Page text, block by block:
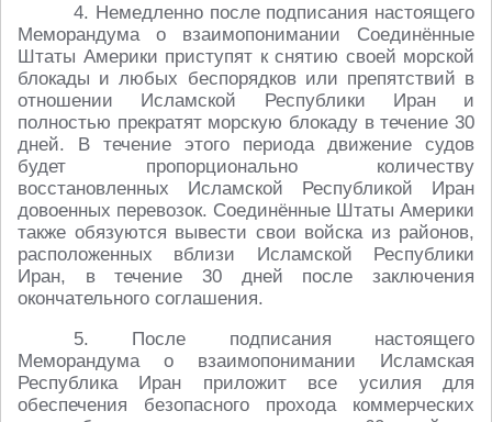
4. Немедленно после подписания настоящего
Меморандума о взаимопонимании Соединённые
Штаты Америки приступят к снятию своей морской
блокады и любых беспорядков или препятствий в
отношении Исламской Республики Иран и
полностью прекратят морскую блокаду в течение 30
дней. В течение этого периода движение судов
будет пропорционально количеству
восстановленных Исламской Республикой Иран
довоенных перевозок. Соединённые Штаты Америки
также обязуются вывести свои войска из районов,
расположенных вблизи Исламской Республики
Иран, в течение 30 дней после заключения
окончательного соглашения.
5. После подписания настоящего
Меморандума о взаимопонимании Исламская
Республика Иран приложит все усилия для
обеспечения безопасного прохода коммерческих